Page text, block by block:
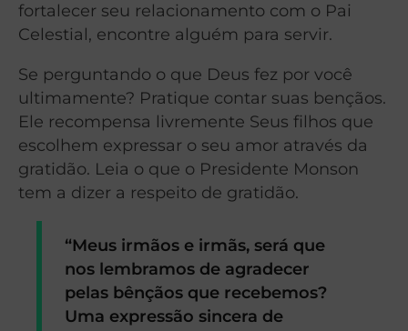
fortalecer seu relacionamento com o Pai
Celestial, encontre alguém para servir.
Se perguntando o que Deus fez por você
ultimamente? Pratique contar suas bençãos.
Ele recompensa livremente Seus filhos que
escolhem expressar o seu amor através da
gratidão. Leia o que o Presidente Monson
tem a dizer a respeito de gratidão.
“Meus irmãos e irmãs, será que
nos lembramos de agradecer
pelas bênçãos que recebemos?
Uma expressão sincera de